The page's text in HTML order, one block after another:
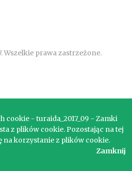
Wszelkie prawa zastrzeżone.
cookie - turaida_2017_09 - Zamki
z plików cookie. Pozostając na tej
na korzystanie z plików cookie.
Zamknij